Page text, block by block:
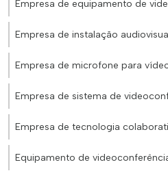
Empresa de equipamento de
Empresa de instalação
Empresa de microfone para
Empresa de sistema de
Empresa de tecnologia
Equipamento de